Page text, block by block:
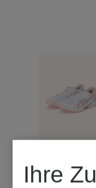
Ihre